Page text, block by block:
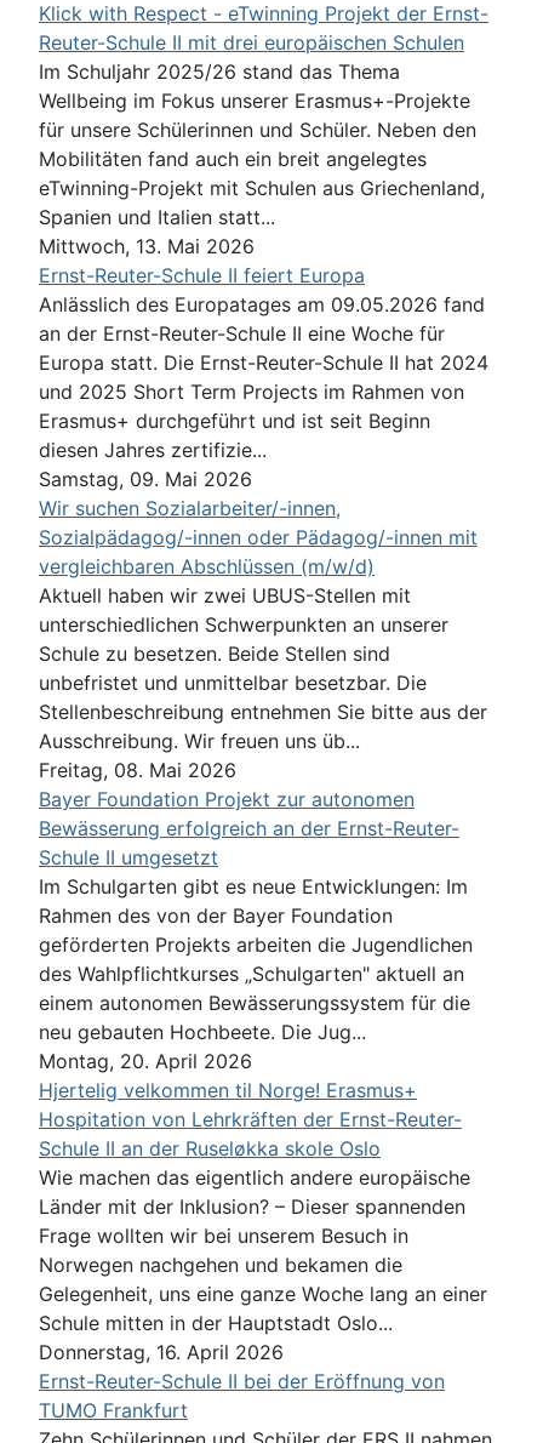
Klick with Respect - eTwinning Projekt der Ernst-
Reuter-Schule II mit drei europäischen Schulen
Im Schuljahr 2025/26 stand das Thema
Wellbeing im Fokus unserer Erasmus+-Projekte
für unsere Schülerinnen und Schüler. Neben den
Mobilitäten fand auch ein breit angelegtes
eTwinning-Projekt mit Schulen aus Griechenland,
Spanien und Italien statt...
Mittwoch, 13. Mai 2026
Ernst-Reuter-Schule II feiert Europa
Anlässlich des Europatages am 09.05.2026 fand
an der Ernst-Reuter-Schule II eine Woche für
Europa statt. Die Ernst-Reuter-Schule II hat 2024
und 2025 Short Term Projects im Rahmen von
Erasmus+ durchgeführt und ist seit Beginn
diesen Jahres zertifizie...
Samstag, 09. Mai 2026
Wir suchen Sozialarbeiter/-innen,
Sozialpädagog/-innen oder Pädagog/-innen mit
vergleichbaren Abschlüssen (m/w/d)
Aktuell haben wir zwei UBUS-Stellen mit
unterschiedlichen Schwerpunkten an unserer
Schule zu besetzen. Beide Stellen sind
unbefristet und unmittelbar besetzbar. Die
Stellenbeschreibung entnehmen Sie bitte aus der
Ausschreibung. Wir freuen uns üb...
Freitag, 08. Mai 2026
Bayer Foundation Projekt zur autonomen
Bewässerung erfolgreich an der Ernst-Reuter-
Schule II umgesetzt
Im Schulgarten gibt es neue Entwicklungen: Im
Rahmen des von der Bayer Foundation
geförderten Projekts arbeiten die Jugendlichen
des Wahlpflichtkurses „Schulgarten" aktuell an
einem autonomen Bewässerungssystem für die
neu gebauten Hochbeete. Die Jug...
Montag, 20. April 2026
Hjertelig velkommen til Norge! Erasmus+
Hospitation von Lehrkräften der Ernst-Reuter-
Schule II an der Ruseløkka skole Oslo
Wie machen das eigentlich andere europäische
Länder mit der Inklusion? – Dieser spannenden
Frage wollten wir bei unserem Besuch in
Norwegen nachgehen und bekamen die
Gelegenheit, uns eine ganze Woche lang an einer
Schule mitten in der Hauptstadt Oslo...
Donnerstag, 16. April 2026
Ernst-Reuter-Schule II bei der Eröffnung von
TUMO Frankfurt